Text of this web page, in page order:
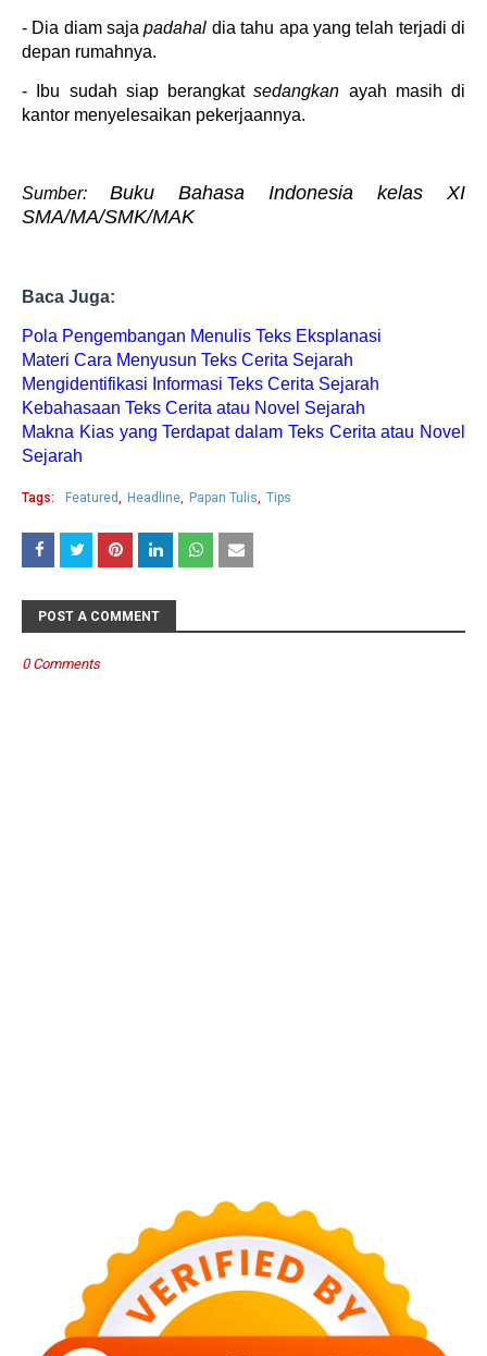
- Dia diam sajapadahal dia tahu apa yang telah terjadi di
depan rumahnya.
- Ibu sudah siap berangkatsedangkan ayah masih di
kantor menyelesaikan pekerjaannya.
Sumber: Buku Bahasa Indonesia kelas XI
SMA/MA/SMK/MAK
Baca Juga:
Pola Pengembangan Menulis Teks Eksplanasi
Materi Cara Menyusun Teks Cerita Sejarah
Mengidentifikasi Informasi Teks Cerita Sejarah
Kebahasaan Teks Cerita atau Novel Sejarah
Makna Kias yang Terdapat dalam Teks Cerita atau Novel
Sejarah
Tags: Featured Headline Papan Tulis Tips
POST A COMMENT
0 Comments